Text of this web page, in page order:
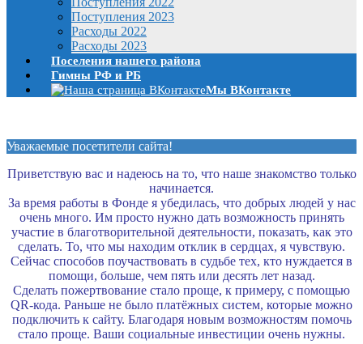
Поступления 2023
Расходы 2022
Расходы 2023
Поселения нашего района
Гимны РФ и РБ
Мы ВКонтакте
Уважаемые посетители сайта!
Приветствую вас и надеюсь на то, что наше знакомство только
начинается.
За время работы в Фонде я убедилась, что добрых людей у нас
очень много. Им просто нужно дать возможность принять
участие в благотворительной деятельности, показать, как это
сделать. То, что мы находим отклик в сердцах, я чувствую.
Сейчас способов поучаствовать в судьбе тех, кто нуждается в
помощи, больше, чем пять или десять лет назад.
Сделать пожертвование стало проще, к примеру, с помощью
QR-кода. Раньше не было платёжных систем, которые можно
подключить к сайту. Благодаря новым возможностям помочь
стало проще. Ваши социальные инвестиции очень нужны.